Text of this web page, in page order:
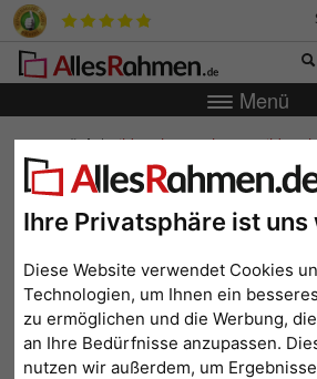
Ihre Privatsphäre ist
Diese Website verwendet Cookies
Technologien, um Ihnen ein
zu ermöglichen und die Werbung,
an Ihre Bedürfnisse anzupassen.
nutzen wir außerdem, um
Menü
Zurück|Bilderrahmen-Shop
Karuru
Holzrahmen